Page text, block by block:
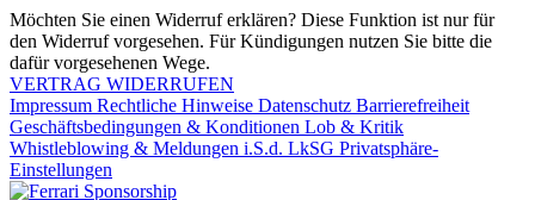
Möchten Sie einen Widerruf erklären? Diese Funktion ist nur für
den Widerruf vorgesehen. Für Kündigungen nutzen Sie bitte die
dafür vorgesehenen Wege.
VERTRAG WIDERRUFEN
Impressum Rechtliche Hinweise Datenschutz Barrierefreiheit
Geschäftsbedingungen & Konditionen Lob & Kritik
Whistleblowing & Meldungen i.S.d. LkSG Privatsphäre-
Einstellungen